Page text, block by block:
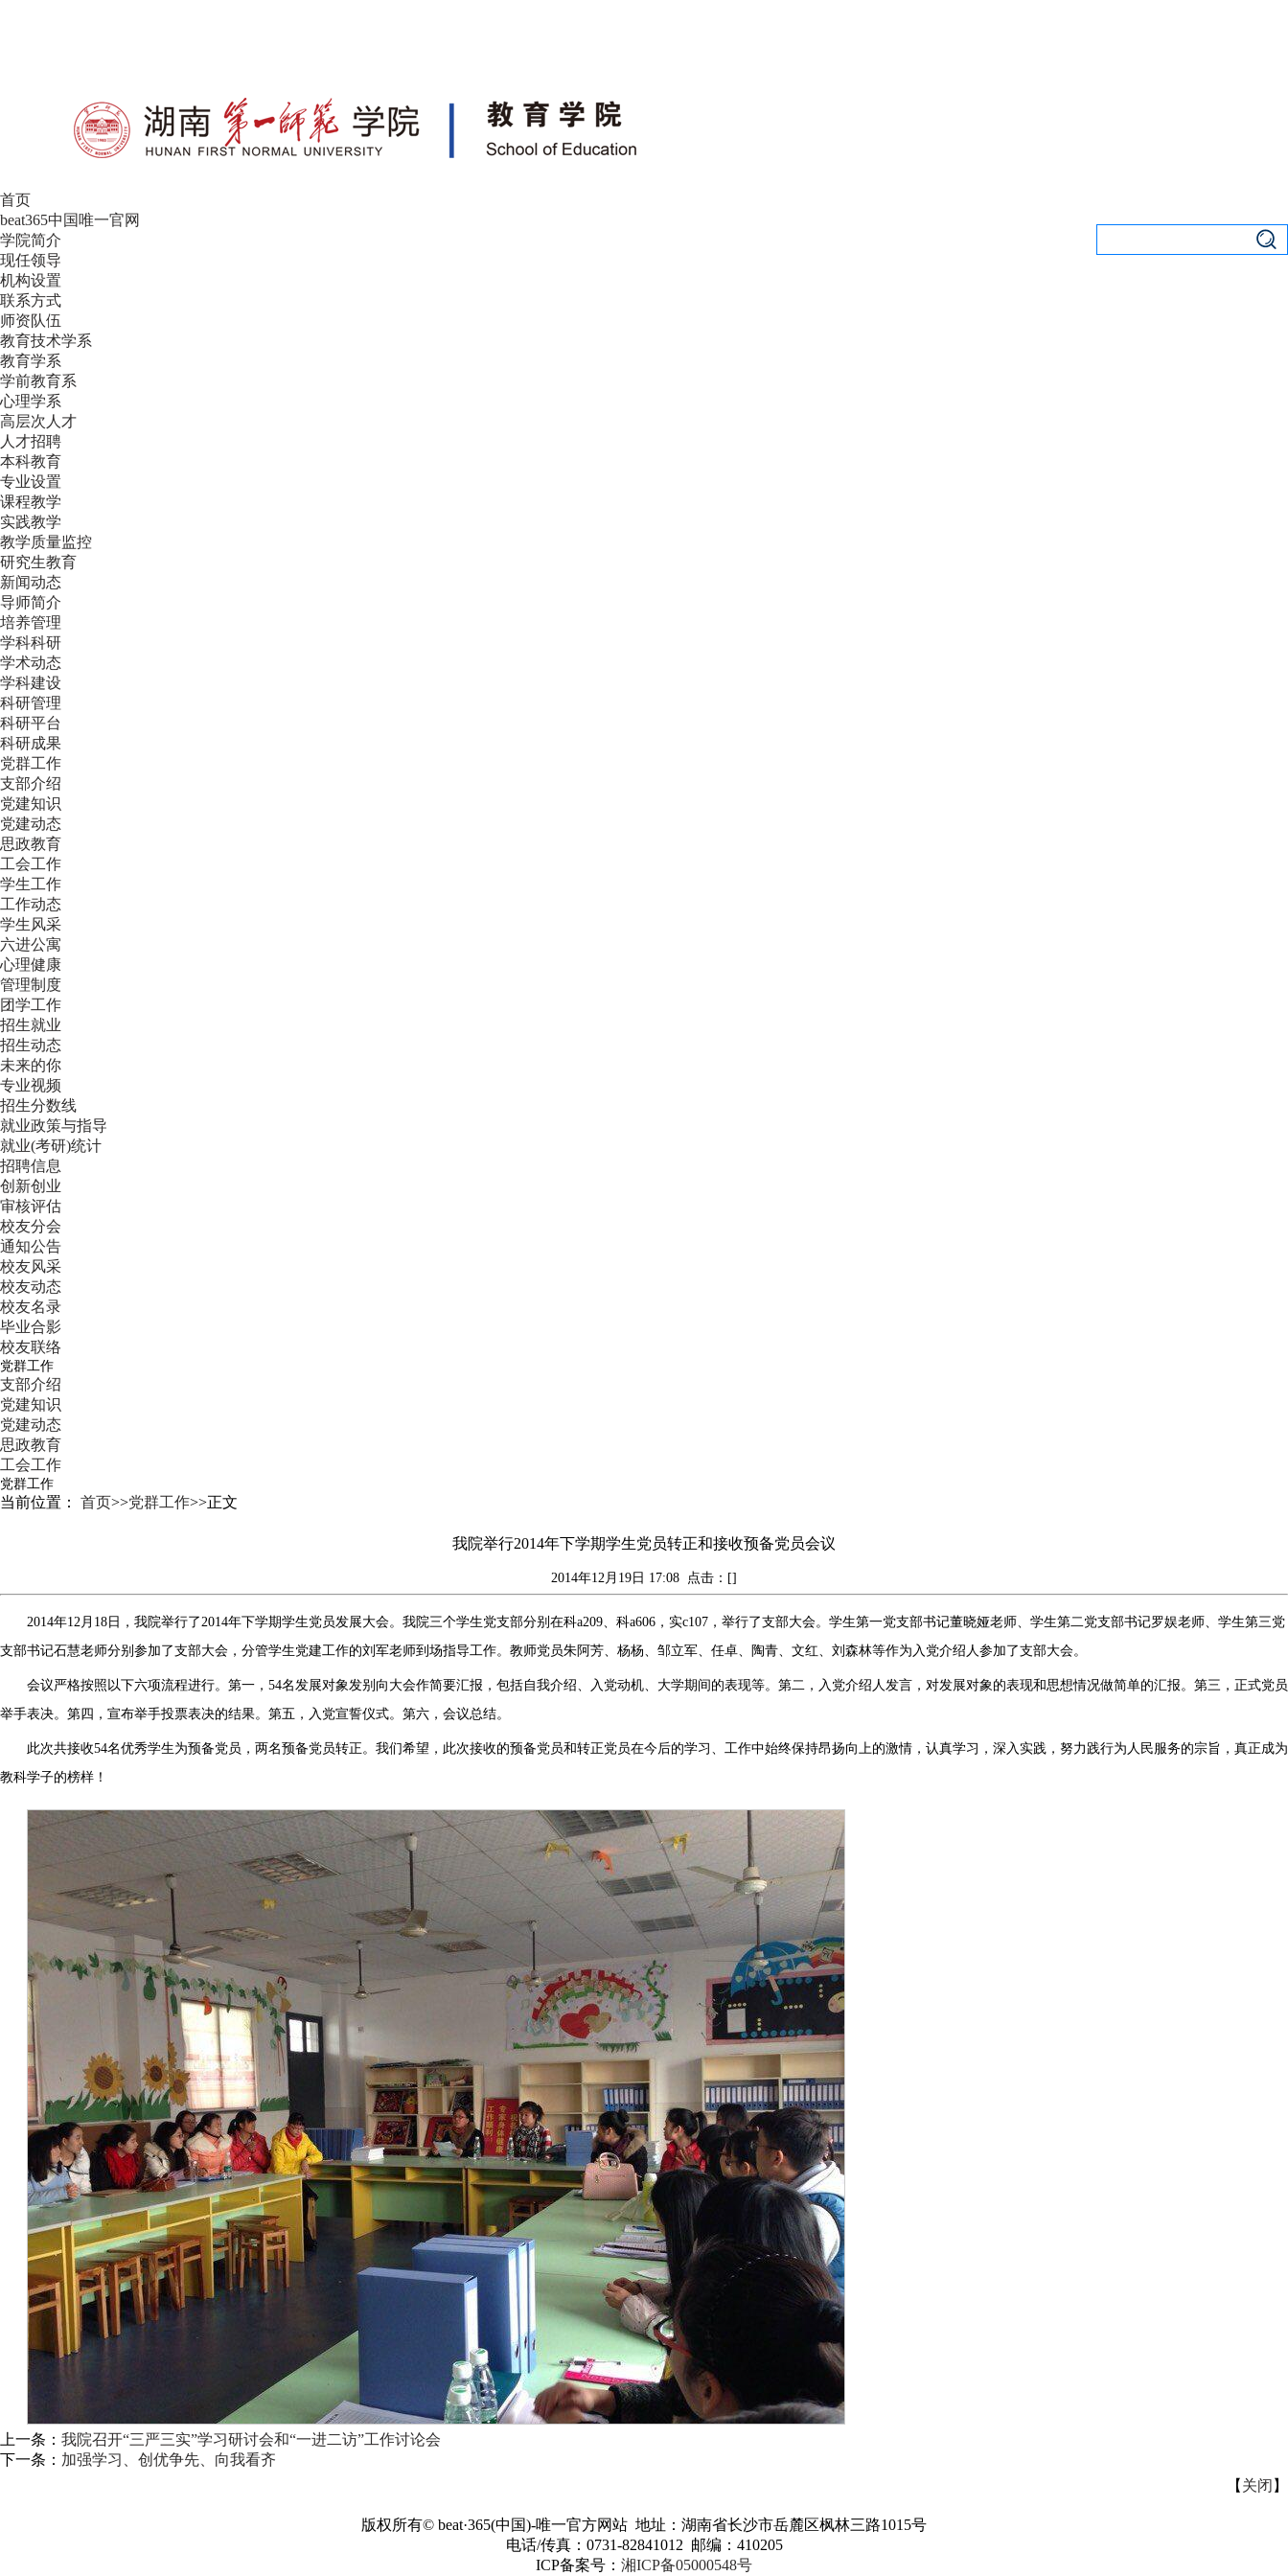
首页
beat365中国唯一官网
学院简介
现任领导
机构设置
联系方式
师资队伍
教育技术学系
教育学系
学前教育系
心理学系
高层次人才
人才招聘
本科教育
专业设置
课程教学
实践教学
教学质量监控
研究生教育
新闻动态
导师简介
培养管理
学科科研
学术动态
学科建设
科研管理
科研平台
科研成果
党群工作
支部介绍
党建知识
党建动态
思政教育
工会工作
学生工作
工作动态
学生风采
六进公寓
心理健康
管理制度
团学工作
招生就业
招生动态
未来的你
专业视频
招生分数线
就业政策与指导
就业(考研)统计
招聘信息
创新创业
审核评估
校友分会
通知公告
校友风采
校友动态
校友名录
毕业合影
校友联络
党群工作
支部介绍
党建知识
党建动态
思政教育
工会工作
党群工作
当前位置： 首页>>党群工作>>正文
我院举行2014年下学期学生党员转正和接收预备党员会议
2014年12月19日 17:08 点击：[]
2014年12月18日，我院举行了2014年下学期学生党员发展大会。我院三个学生党支部分别在科a209、科a606，实c107，举行了支部大会。学生第一党支部书记董晓娅老师、学生第二党支部书记罗娱老师、学生第三党
支部书记石慧老师分别参加了支部大会，分管学生党建工作的刘军老师到场指导工作。教师党员朱阿芳、杨杨、邹立军、任卓、陶青、文红、刘森林等作为入党介绍人参加了支部大会。
会议严格按照以下六项流程进行。第一，54名发展对象发别向大会作简要汇报，包括自我介绍、入党动机、大学期间的表现等。第二，入党介绍人发言，对发展对象的表现和思想情况做简单的汇报。第三，正式党员
举手表决。第四，宣布举手投票表决的结果。第五，入党宣誓仪式。第六，会议总结。
此次共接收54名优秀学生为预备党员，两名预备党员转正。我们希望，此次接收的预备党员和转正党员在今后的学习、工作中始终保持昂扬向上的激情，认真学习，深入实践，努力践行为人民服务的宗旨，真正成为
教科学子的榜样！
上一条： 我院召开“三严三实”学习研讨会和“一进二访”工作讨论会
下一条： 加强学习、创优争先、向我看齐
【 关闭 】
版权所有© beat·365(中国)-唯一官方网站 地址：湖南省长沙市岳麓区枫林三路1015号
电话/传真：0731-82841012 邮编：410205
ICP备案号： 湘ICP备05000548号